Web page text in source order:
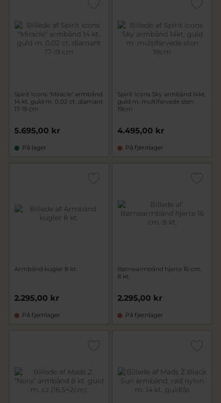
Spirit Icons "Miracle" armbånd
14 kt. guld m. 0,02 ct. diamant
17-19 cm
5.695,00 kr
På lager
Spirit Icons Sky armbånd 14kt.
guld m. multifarvede sten
19cm
4.495,00 kr
På fjernlager
Armbånd kugler 8 kt.
2.295,00 kr
På fjernlager
Børnearmbånd hjerte 16 cm.
8 kt.
2.295,00 kr
På fjernlager